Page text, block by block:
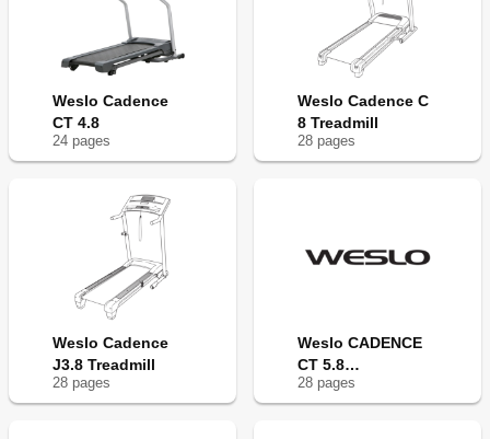
Weslo Cadence
CT 4.8
24 pages
Weslo Cadence C
8 Treadmill
28 pages
Weslo Cadence
J3.8 Treadmill
28 pages
Weslo CADENCE
CT 5.8
WLTL27308.1
28 pages